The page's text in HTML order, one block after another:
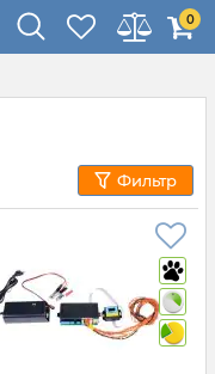
0
Фильтр